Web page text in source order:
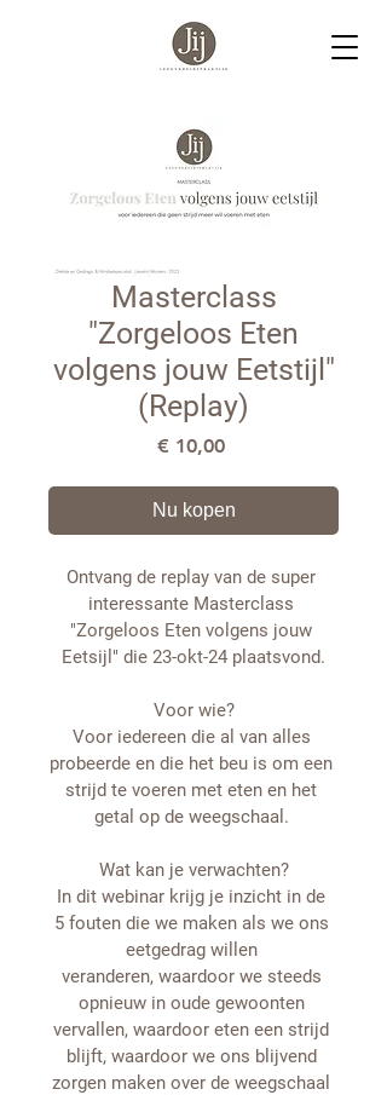
Masterclass
"Zorgeloos Eten
volgens jouw Eetstijl"
(Replay)
€ 10,00Prijs
Nu kopen
Ontvang de replay van de super
interessante Masterclass
"Zorgeloos Eten volgens jouw
Eetsijl" die 23-okt-24 plaatsvond.
Voor wie?
Voor iedereen die al van alles
probeerde en die het beu is om een
strijd te voeren met eten en het
getal op de weegschaal.
Wat kan je verwachten?
In dit webinar krijg je inzicht in de
5 fouten die we maken als we ons
eetgedrag willen
veranderen, waardoor we steeds
opnieuw in oude gewoonten
vervallen, waardoor eten een strijd
blijft, waardoor we ons blijvend
zorgen maken over de weegschaal